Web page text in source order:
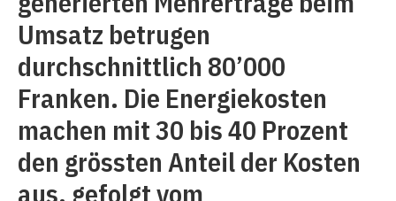
Umsatz betrugen
durchschnittlich 80’000
Franken. Die Energiekosten
machen mit 30 bis 40 Prozent
den grössten Anteil der Kosten
aus, gefolgt vom